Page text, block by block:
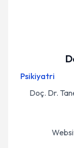
Psikiyatri
Doç. Dr.